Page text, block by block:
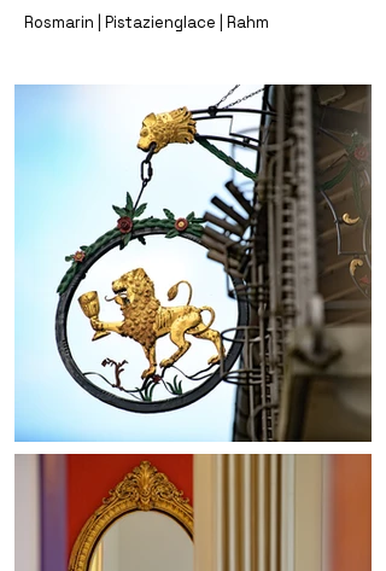
Rosmarin | Pistazienglace | Rahm